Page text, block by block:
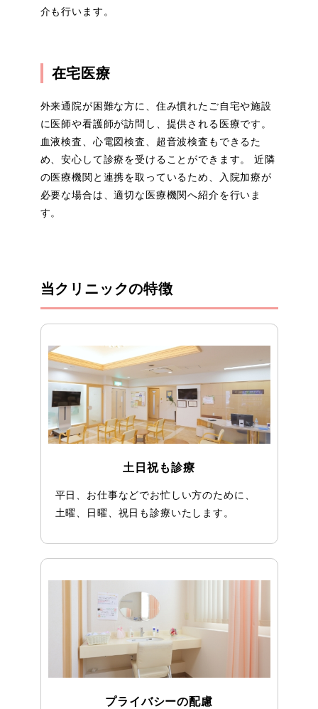
介も行います。
在宅医療
外来通院が困難な方に、住み慣れたご自宅や施設
に医師や看護師が訪問し、提供される医療です。
血液検査、心電図検査、超音波検査もできるた
め、安心して診療を受けることができます。 近隣
の医療機関と連携を取っているため、入院加療が
必要な場合は、適切な医療機関へ紹介を行いま
す。
当クリニックの特徴
土日祝も診療
平日、お仕事などでお忙しい方のために、
土曜、日曜、祝日も診療いたします。
プライバシーの配慮